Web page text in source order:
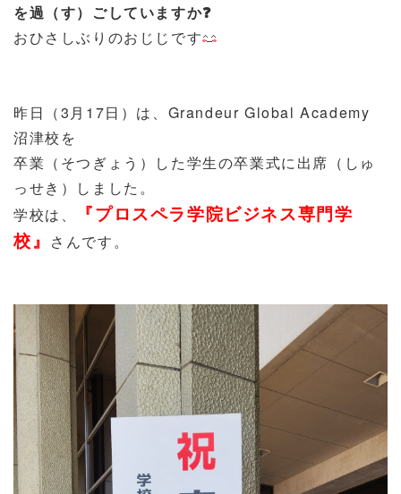
を過（す）ごしていますか❓
おひさしぶりのおじじです
昨日（3月17日）は、Grandeur Global Academy
沼津校を
卒業（そつぎょう）した学生の卒業式に出席（しゅ
っせき）しました。
学校は、
『プロスペラ学院ビジネス専門学
校』 さんです。